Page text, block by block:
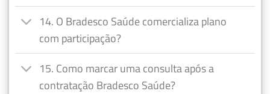
14. O Bradesco Saúde comercializa plano
com participação?
15. Como marcar uma consulta após a
contratação Bradesco Saúde?